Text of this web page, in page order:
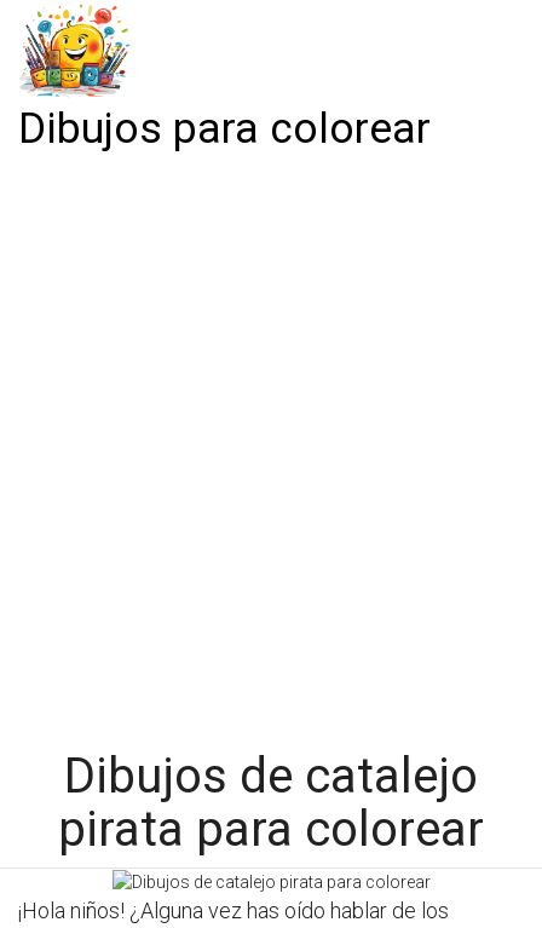
Dibujos para colorear
Dibujos de catalejo
pirata para colorear
¡Hola niños! ¿Alguna vez has oído hablar de los